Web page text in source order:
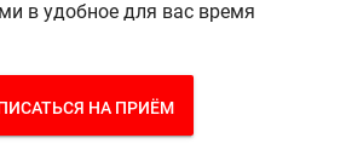
в удобное для вас время
НА ПРИЁМ